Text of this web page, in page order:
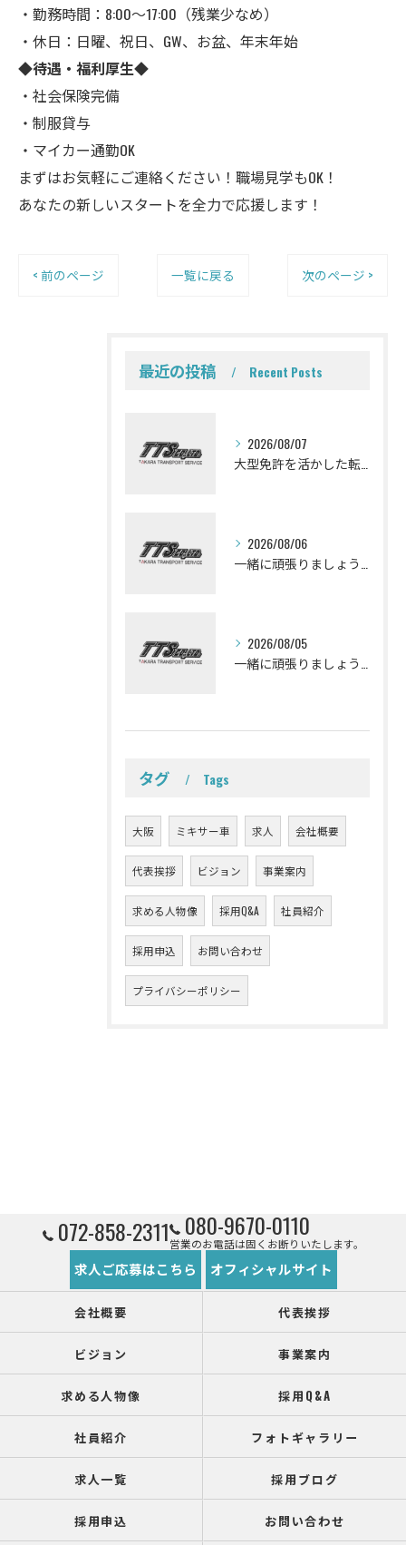
・勤務時間：8:00～17:00（残業少なめ）
・休日：日曜、祝日、GW、お盆、年末年始
◆待遇・福利厚生◆
・社会保険完備
・制服貸与
・マイカー通勤OK
まずはお気軽にご連絡ください！職場見学もOK！
あなたの新しいスタートを全力で応援します！
< 前のページ 一覧に戻る 次のページ >
最近の投稿 Recent Posts
2026/08/07
2026/08/06
2026/08/05
タグ Tags
大阪 ミキサー車 求人 会社概要
代表挨拶 ビジョン 事業案内
求める人物像 採用Q&A 社員紹介
採用申込 お問い合わせ
プライバシーポリシー
072-858-2311 080-9670-0110
営業のお電話は固くお断りいたします。
求人ご応募はこちら オフィシャルサイト
会社概要 代表挨拶
ビジョン 事業案内
求める人物像 採用Q&A
社員紹介 フォトギャラリー
求人一覧 採用ブログ
採用申込 お問い合わせ